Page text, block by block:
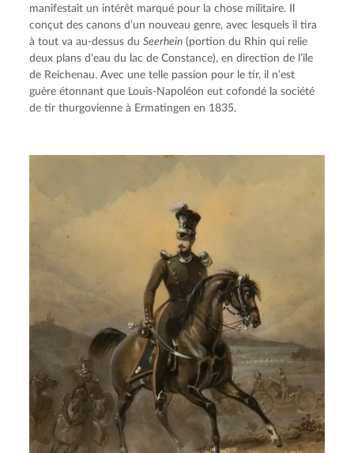
manifestait un intérêt marqué pour la chose militaire. Il
conçut des canons d’un nouveau genre, avec lesquels il tira
à tout va au-dessus du Seerhein (portion du Rhin qui relie
deux plans d’eau du lac de Constance), en direction de l’île
de Reichenau. Avec une telle passion pour le tir, il n’est
guère étonnant que Louis-Napoléon eut cofondé la société
de tir thurgovienne à Ermatingen en 1835.